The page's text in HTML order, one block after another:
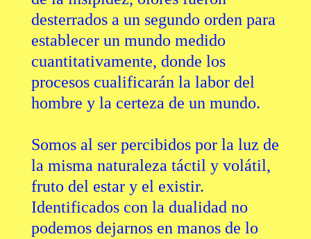
desterrados a un segundo orden para
establecer un mundo medido
cuantitativamente, donde los
procesos cualificarán la labor del
hombre y la certeza de un mundo.
Somos al ser percibidos por la luz de
la misma naturaleza táctil y volátil,
fruto del estar y el existir.
Identificados con la dualidad no
podemos dejarnos en manos de lo